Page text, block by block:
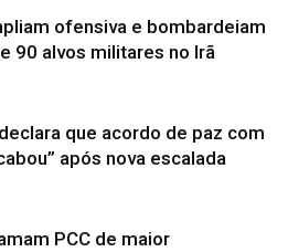
ofensiva e bombardeiam
90 alvos militares no Irã
que acordo de paz com
após nova escalada
PCC de maior